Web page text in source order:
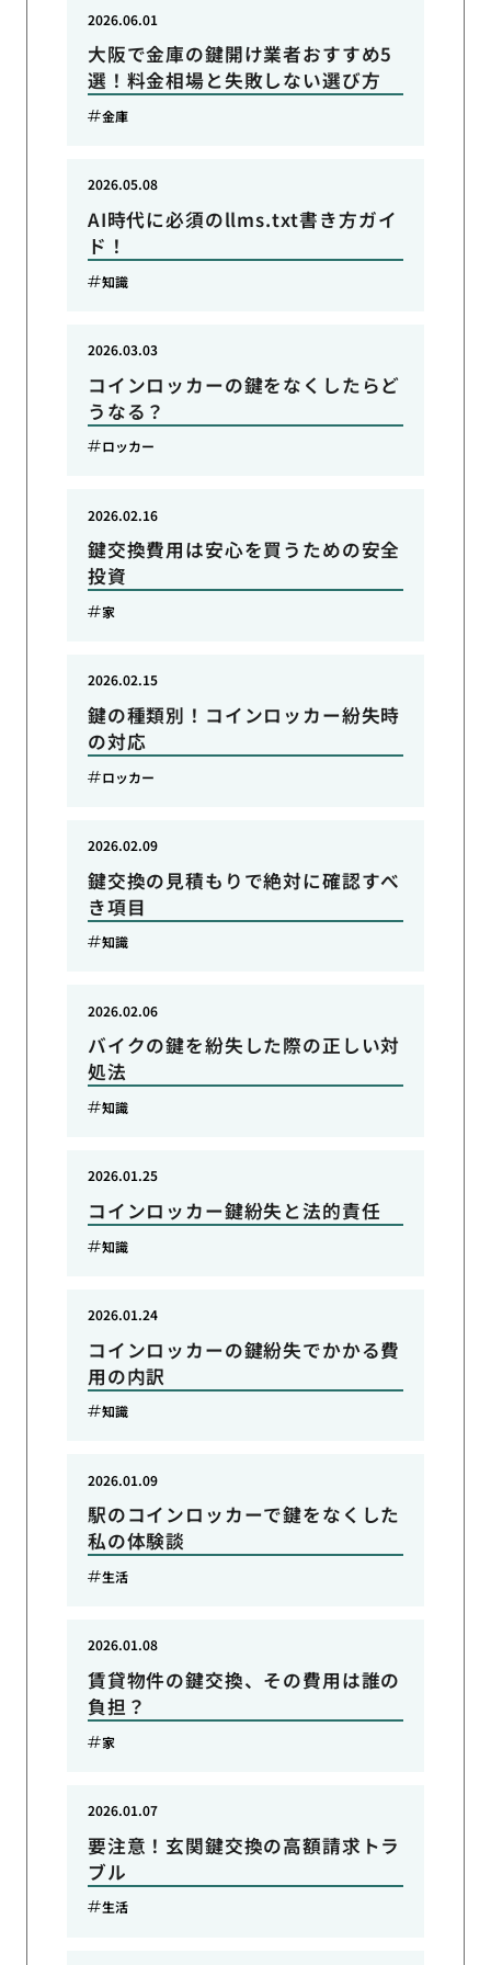
大阪で金庫の鍵開け業者おすすめ5
選！料金相場と失敗しない選び方
2026.06.01
金庫
AI時代に必須のllms.txt書き方ガイ
ド！
2026.05.08
知識
コインロッカーの鍵をなくしたらど
うなる？
2026.03.03
ロッカー
鍵交換費用は安心を買うための安全
投資
2026.02.16
家
鍵の種類別！コインロッカー紛失時
の対応
2026.02.15
ロッカー
鍵交換の見積もりで絶対に確認すべ
き項目
2026.02.09
知識
バイクの鍵を紛失した際の正しい対
処法
2026.02.06
知識
コインロッカー鍵紛失と法的責任
2026.01.25
知識
コインロッカーの鍵紛失でかかる費
用の内訳
2026.01.24
知識
駅のコインロッカーで鍵をなくした
私の体験談
2026.01.09
生活
賃貸物件の鍵交換、その費用は誰の
負担？
2026.01.08
家
要注意！玄関鍵交換の高額請求トラ
ブル
2026.01.07
生活